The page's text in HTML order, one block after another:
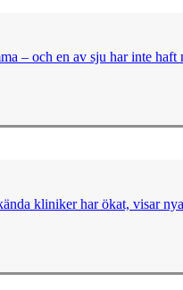
– och en av sju har inte
kliniker har ökat, visar